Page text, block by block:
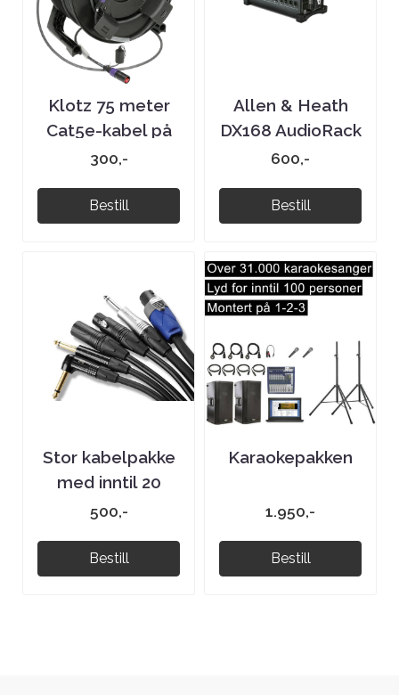
Klotz 75 meter
Cat5e-kabel på
trommel
300,-
Bestill
Allen & Heath
DX168 AudioRack
portable
600,-
Bestill
Stor kabelpakke
med inntil 20
kabler
500,-
Bestill
Karaokepakken
1.950,-
Bestill